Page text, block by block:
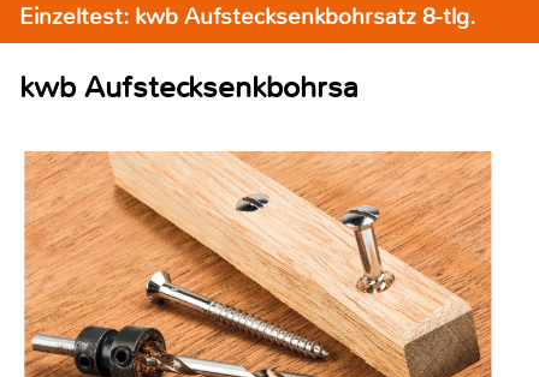
Einzeltest: kwb Aufstecksenkbohrsatz 8-tlg.
kwb Aufstecksenkbohrsa